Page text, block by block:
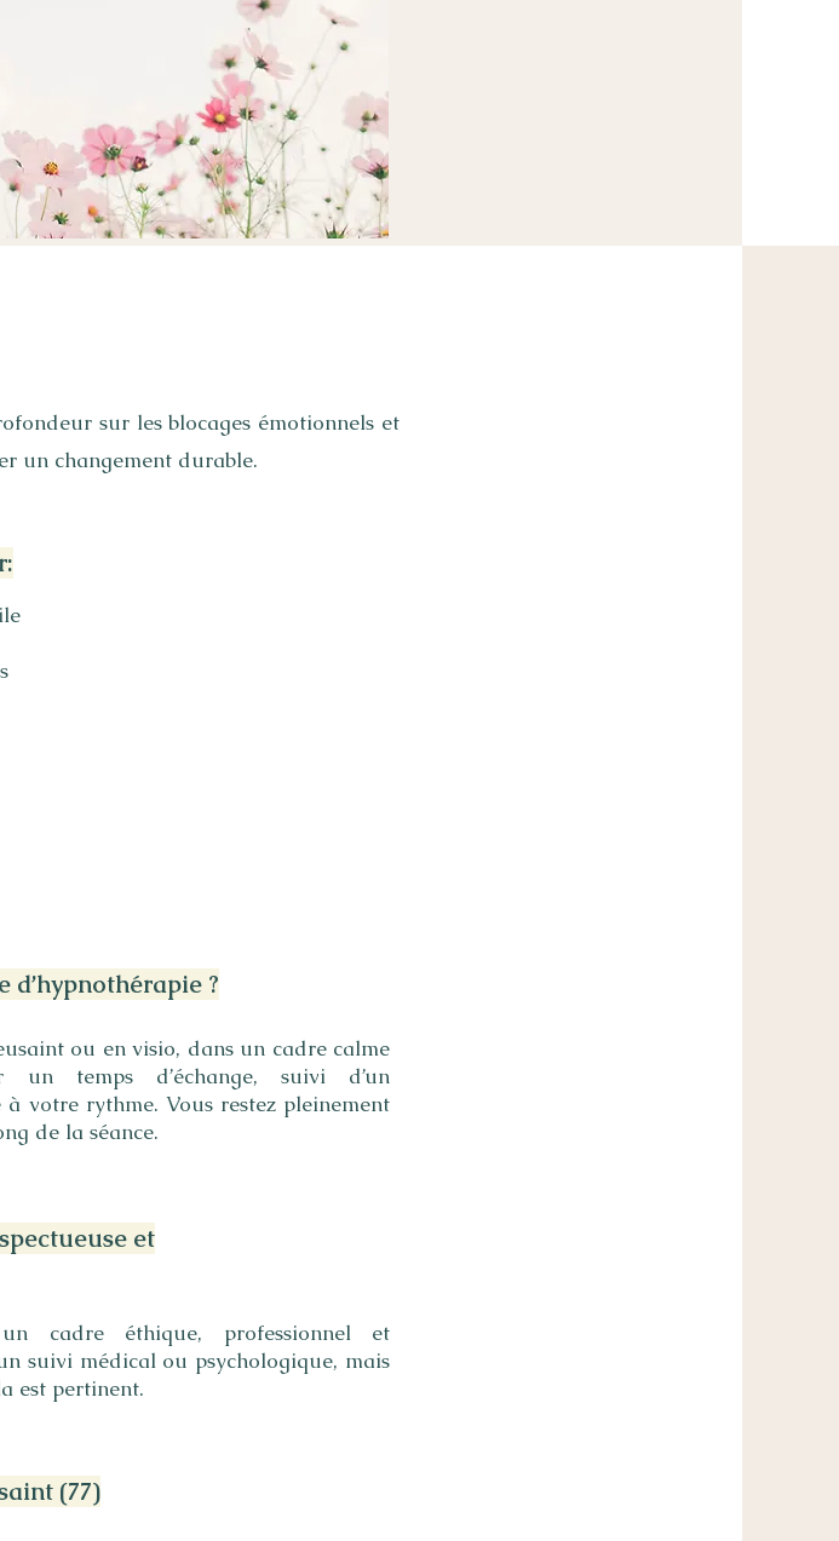
sur les blocages émotionnels et
un changement durable.
d’hypnothérapie ?
ou en visio, dans un cadre calme
temps d’échange, suivi d’un
votre rythme. Vous restez pleinement
de la séance.
et
un cadre éthique, professionnel et
suivi médical ou psychologique, mais
est pertinent.
(77)